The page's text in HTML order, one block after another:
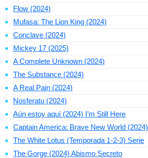
Flow (2024)
Mufasa: The Lion King (2024)
Conclave (2024)
Mickey 17 (2025)
A Complete Unknown (2024)
The Substance (2024)
A Real Pain (2024)
Nosferatu (2024)
Aún estoy aquí (2024) I’m Still Here
Captain America: Brave New World (2024)
The White Lotus (Temporada 1-2-3) Serie
The Gorge (2024) Abismo Secreto